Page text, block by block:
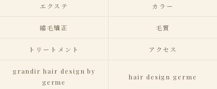
エクステ カラー
縮毛矯正 毛質
トリートメント アクセス
grandir hair design by
germe
hair design germe